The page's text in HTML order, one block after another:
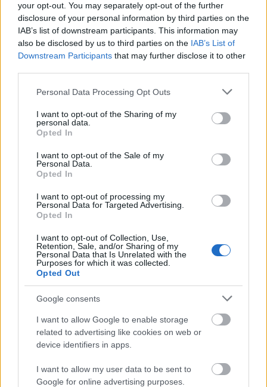
your opt-out. You may separately opt-out of the further
disclosure of your personal information by third parties on the
IAB’s list of downstream participants. This information may
also be disclosed by us to third parties on the IAB’s List of
Downstream Participants that may further disclose it to other
Please note that this website/app uses one or more Google
not limited to your visit or usage behaviour. You may click to
grant or deny consent to Google and its third-party tags to
use your data for below specified purposes in below Google
consent section.
Personal Data Processing Opt Outs
I want to opt-out of the Sharing of my
personal data.
Opted In
I want to opt-out of the Sale of my
Personal Data.
Opted In
I want to opt-out of processing my
Personal Data for Targeted Advertising.
Opted In
I want to opt-out of Collection, Use,
Retention, Sale, and/or Sharing of my
Personal Data that Is Unrelated with the
Purposes for which it was collected.
Opted Out
Google consents
I want to allow Google to enable storage
related to advertising like cookies on web or
device identifiers in apps.
I want to allow my user data to be sent to
Google for online advertising purposes.
Milyen okokra vezethető vissza a
depresszió?
egy jelentős esemény is előidézheti: közeli
hozzátartozó halála, munkahely elvesztése,
válás
különösebb ok nélkül is kialakulhatnak
időszakok váltanak
menstruáció idején a nők hajlamosabbak a
sikertelen fogyási kísérletek: ha valaki nagyon
szeretne megszabadulni a túlsúlyától és ez nem
sikerül neki akkor az könnyen letargiába
süllyedhet
TUDTA?
Vannak különböző fogyasztószerek, amelyek
segíthetnek abban, hogy sikereket érjünk el a
fogyókúrában. A fentermin hatóanyagot tartalmazó
Magnus Phentermine 37.5 mg
vagy Adipex-P
segítenek abban, hogy ne kelljen mindig
azon rágódni, hogy jó lenne valami finom falatot
bekapni. De vannak más hatóanyaggal bíró
fogyasztószerek is, mint a Genesis T3 Liothyronine
vagy a Genesis T3+T4 pajzsmirigyhormon, amely az
anyagcsere, - és zsírégető folyamatok